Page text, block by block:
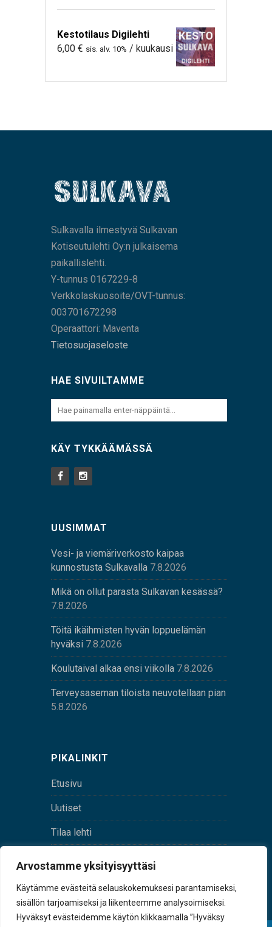
Arvostamme yksityisyyttäsi
Käytämme evästeitä selauskokemuksesi parantamiseksi,
sisällön tarjoamiseksi ja liikenteemme analysoimiseksi.
Hyväksyt evästeidemme käytön klikkaamalla ”Hyväksy
Kestotilaus Digilehti
6,00 € sis. alv. 10% / kuukausi
Sulkavalla ilmestyvä Sulkavan
Kotiseutulehti Oy:n julkaisema
paikallislehti.
Y-tunnus 0167229-8
Verkkolaskuosoite/OVT-tunnus:
003701672298
Operaattori: Maventa
Tietosuojaseloste
HAE SIVUILTAMME
KÄY TYKKÄÄMÄSSÄ
UUSIMMAT
Vesi- ja viemäriverkosto kaipaa
kunnostusta Sulkavalla 7.8.2026
Mikä on ollut parasta Sulkavan kesässä?
7.8.2026
Töitä ikäihmisten hyvän loppuelämän
hyväksi 7.8.2026
Koulutaival alkaa ensi viikolla 7.8.2026
Terveysaseman tiloista neuvotellaan pian
5.8.2026
PIKALINKIT
Etusivu
Uutiset
Tilaa lehti